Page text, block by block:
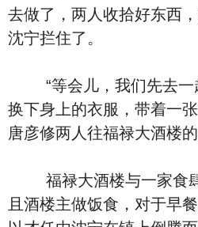
去做了，两人收拾好东西
沈宁拦住了。
“等会儿，我们先去一
换下身上的衣服，带着一
唐彦修两人往福禄大酒楼的
福禄大酒楼与一家食肆
且酒楼主做饭食，对于早